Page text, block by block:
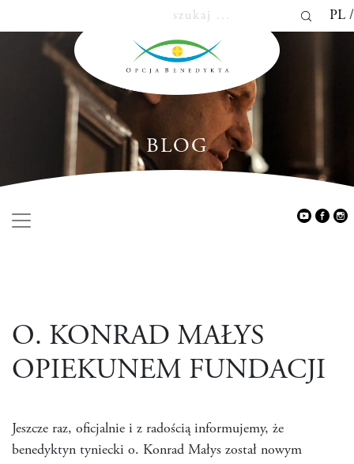
PL
BLOG
O. KONRAD MAŁYS
OPIEKUNEM FUNDACJI
Jeszcze raz, oficjalnie i z radością informujemy, że
benedyktyn tyniecki o. Konrad Małys został nowym